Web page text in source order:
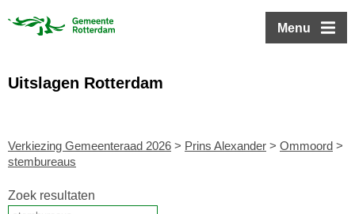
Menu
Uitslagen Rotterdam
Verkiezing Gemeenteraad 2026 > Prins Alexander > Ommoord >
stembureaus
Zoek resultaten